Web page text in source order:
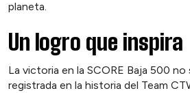
planeta.
Un logro que inspira
La victoria en la SCORE Baja 500 no
registrada en la historia del Team